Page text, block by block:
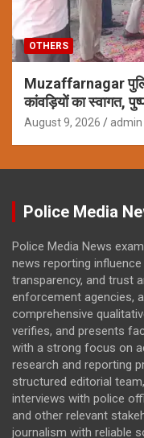
OTHERS
Muzaffarnagar
कांवड़ियों का स्वागत,
August 9, 2026 admin
Police Media
Police Media News
news reporting
transparency, and trust
enforcement agencies,
comprehensive
verifies, and presents
with a strong focus on
research and reporting
structured editorial
interviews with police
and other relevant
journalism with reliable